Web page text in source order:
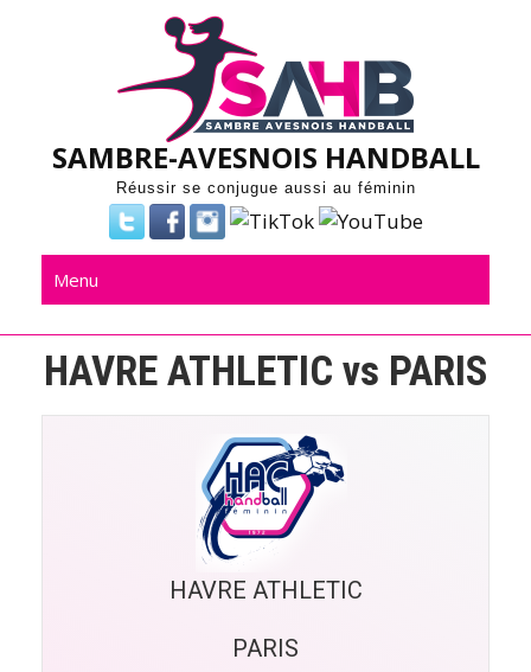
SAMBRE-AVESNOIS HANDBALL
Réussir se conjugue aussi au féminin
Menu
HAVRE ATHLETIC vs PARIS
HAVRE ATHLETIC
PARIS